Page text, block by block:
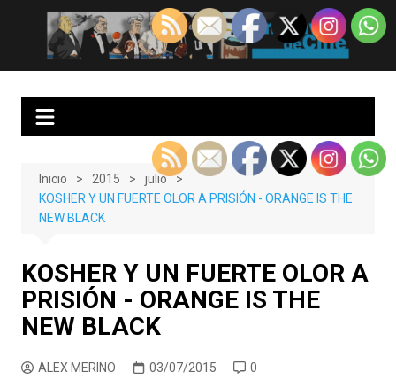
contenido
EnClave de Cine
Crítica cinematográfica y audiovisual. Punto de encuentro para los
Inicio 2015
julio
KOSHER Y UN FUERTE OLOR A PRISIÓN - ORANGE IS THE
NEW BLACK
KOSHER Y UN FUERTE OLOR A
PRISIÓN - ORANGE IS THE
NEW BLACK
ALEX MERINO 03/07/2015
0